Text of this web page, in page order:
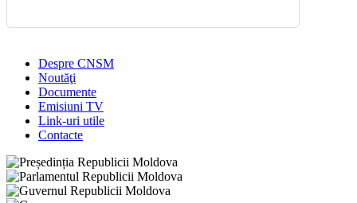
Despre CNSM
Noutăţi
Documente
Emisiuni TV
Link-uri utile
Contacte